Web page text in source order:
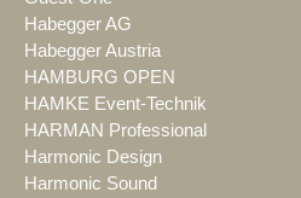
Habegger AG
Habegger Austria
HAMBURG OPEN
HAMKE Event-Technik
HARMAN Professional
Harmonic Design
Harmonic Sound